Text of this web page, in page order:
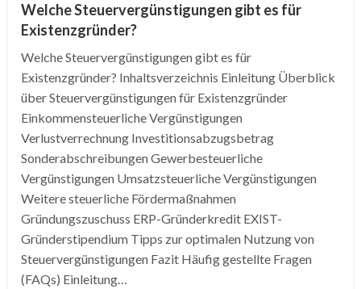
Welche Steuervergünstigungen gibt es für
Existenzgründer?
Welche Steuervergünstigungen gibt es für
Existenzgründer? Inhaltsverzeichnis Einleitung Überblick
über Steuervergünstigungen für Existenzgründer
Einkommensteuerliche Vergünstigungen
Verlustverrechnung Investitionsabzugsbetrag
Sonderabschreibungen Gewerbesteuerliche
Vergünstigungen Umsatzsteuerliche Vergünstigungen
Weitere steuerliche Fördermaßnahmen
Gründungszuschuss ERP-Gründerkredit EXIST-
Gründerstipendium Tipps zur optimalen Nutzung von
Steuervergünstigungen Fazit Häufig gestellte Fragen
(FAQs) Einleitung…